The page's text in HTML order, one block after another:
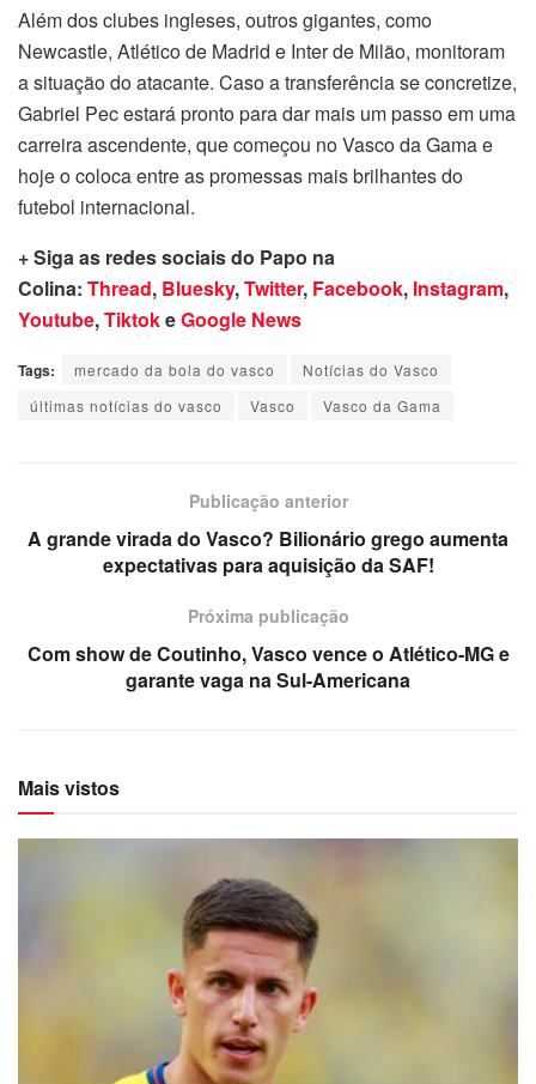
Além dos clubes ingleses, outros gigantes, como
Newcastle, Atlético de Madrid e Inter de Milão, monitoram
a situação do atacante. Caso a transferência se concretize,
Gabriel Pec estará pronto para dar mais um passo em uma
carreira ascendente, que começou no Vasco da Gama e
hoje o coloca entre as promessas mais brilhantes do
futebol internacional.
+ Siga as redes sociais do Papo na
Colina: Thread, Bluesky,Twitter, Facebook, Instagram,
Youtube,TiktokeGoogle News
Tags: mercado da bola do vasco
Notícias do Vasco
últimas notícias do vasco
Vasco Vasco da Gama
Publicação anterior
A grande virada do Vasco? Bilionário grego aumenta
expectativas para aquisição da SAF!
Próxima publicação
Com show de Coutinho, Vasco vence o Atlético-MG e
garante vaga na Sul-Americana
Mais vistos